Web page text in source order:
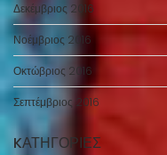
Δεκέμβριος 2016
Νοέμβριος 2016
Οκτώβριος 2016
Σεπτέμβριος 2016
KΑΤΗΓΟΡΊΕΣ